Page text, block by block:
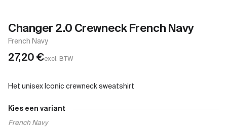
Changer 2.0 Crewneck French Navy
French Navy
27,20€excl. BTW
Kies een variant
French Navy